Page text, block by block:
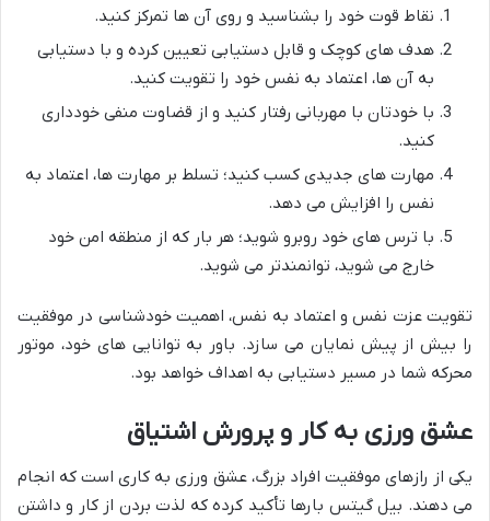
نقاط قوت خود را بشناسید و روی آن ها تمرکز کنید.
هدف های کوچک و قابل دستیابی تعیین کرده و با دستیابی
به آن ها، اعتماد به نفس خود را تقویت کنید.
با خودتان با مهربانی رفتار کنید و از قضاوت منفی خودداری
کنید.
مهارت های جدیدی کسب کنید؛ تسلط بر مهارت ها، اعتماد به
نفس را افزایش می دهد.
با ترس های خود روبرو شوید؛ هر بار که از منطقه امن خود
خارج می شوید، توانمندتر می شوید.
تقویت عزت نفس و اعتماد به نفس، اهمیت خودشناسی در موفقیت
را بیش از پیش نمایان می سازد. باور به توانایی های خود، موتور
محرکه شما در مسیر دستیابی به اهداف خواهد بود.
عشق ورزی به کار و پرورش اشتیاق
یکی از رازهای موفقیت افراد بزرگ، عشق ورزی به کاری است که انجام
می دهند. بیل گیتس بارها تأکید کرده که لذت بردن از کار و داشتن